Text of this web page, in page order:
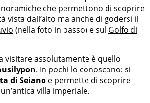
che permettono di scoprire
vista dall’alto ma anche di godersi il
(nella foto in basso) e sul Golfo di
visitare assolutamente è quello
. In pochi lo conoscono: si
di Seiano e permette di scoprire
villa imperiale.